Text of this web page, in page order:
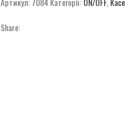
Share: